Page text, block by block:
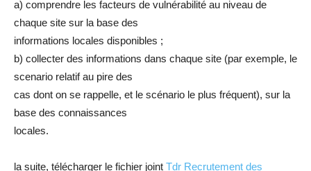
a) comprendre les facteurs de vulnérabilité au niveau de
chaque site sur la base des
informations locales disponibles ;
b) collecter des informations dans chaque site (par exemple, le
scenario relatif au pire des
cas dont on se rappelle, et le scénario le plus fréquent), sur la
base des connaissances
locales.
la suite, télécharger le fichier joint Tdr Recrutement des